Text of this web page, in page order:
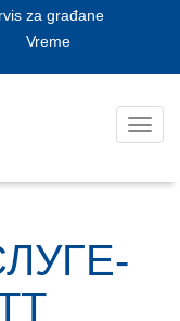
za građane
Vreme